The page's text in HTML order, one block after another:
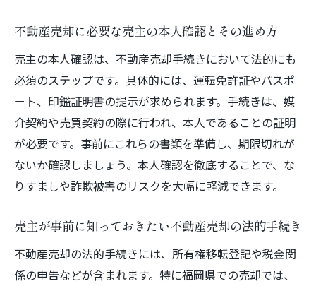
不動産売却を仲介と比較する際の売主の視
点
売主にとって有利な不動産売却方法の選び
方
仲介と直接売却の違いを売主目線で徹底解
説
不動産売却時に売主が気を付けたい仲介の
ポイント
選び方
仲介のメリット・デメリットを売主が理解
する重要性
不動産売却に必要な売主の本人確認とその進め方
売主の本人確認は、不動産売却手続きにおいて法的にも
必須のステップです。具体的には、運転免許証やパスポ
ート、印鑑証明書の提示が求められます。手続きは、媒
介契約や売買契約の際に行われ、本人であることの証明
が必要です。事前にこれらの書類を準備し、期限切れが
ないか確認しましょう。本人確認を徹底することで、な
りすましや詐欺被害のリスクを大幅に軽減できます。
売主が事前に知っておきたい不動産売却の法的手続き
不動産売却の法的手続きには、所有権移転登記や税金関
係の申告などが含まれます。特に福岡県での売却では、